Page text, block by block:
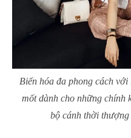
Biến hóa đa phong cách
mốt dành cho những chính
bộ cánh thời